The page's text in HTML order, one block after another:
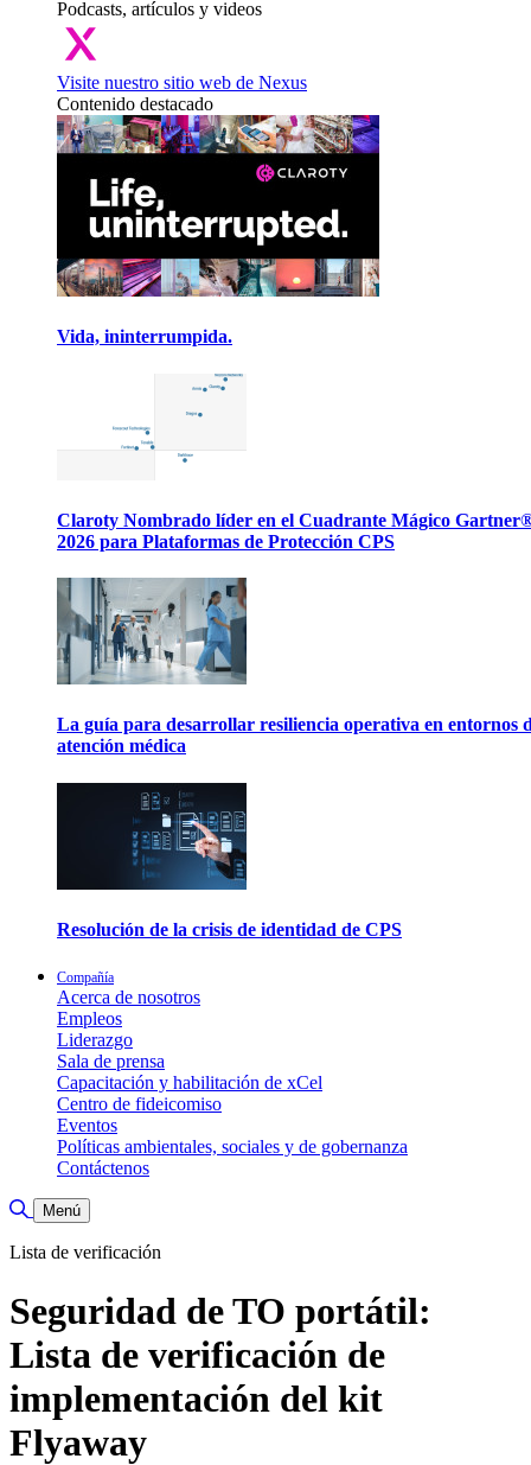
Podcasts, artículos y videos
Visite nuestro sitio web de Nexus
Contenido destacado
Vida, ininterrumpida.
Claroty Nombrado líder en el Cuadrante Mágico
2026 para Plataformas de Protección CPS
La guía para desarrollar resiliencia operativa en entornos
atención médica
Resolución de la crisis de identidad de CPS
Compañía
Acerca de nosotros
Empleos
Liderazgo
Sala de prensa
Capacitación y habilitación de xCel
Centro de fideicomiso
Eventos
Políticas ambientales, sociales y de gobernanza
Contáctenos
Alternar búsqueda
Menú
Lista de verificación
Seguridad de TO portátil:
Lista de verificación de
implementación del kit
Flyaway